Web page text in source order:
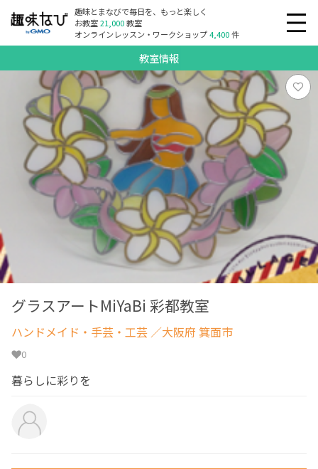
趣味とまなびで毎日を、もっと楽しく
お教室21,000教室
オンラインレッスン・ワークショップ4,400件
教室情報
グラスアートMiYaBi 彩都教室
ハンドメイド・手芸・工芸 ／大阪府 箕面市
0
暮らしに彩りを